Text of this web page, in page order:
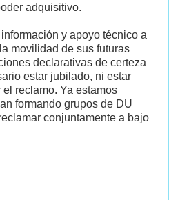
adquisitivo.
y apoyo técnico a
movilidad de sus futuras
declarativas de certeza
estar jubilado, ni estar
reclamo. Ya estamos
formando grupos de DU
conjuntamente a bajo